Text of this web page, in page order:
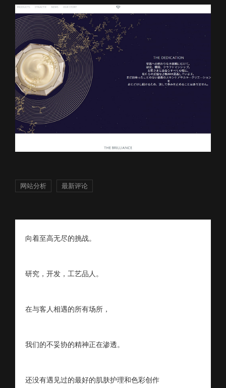
网站分析 最新评论
向着至高无尽的挑战。
研究，开发，工艺品人。
在与客人相遇的所有场所，
我们的不妥协的精神正在渗透。
还没有遇见过的最好的肌肤护理和色彩创作